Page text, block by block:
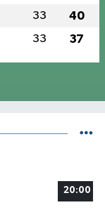
33 40
33 37
20:00